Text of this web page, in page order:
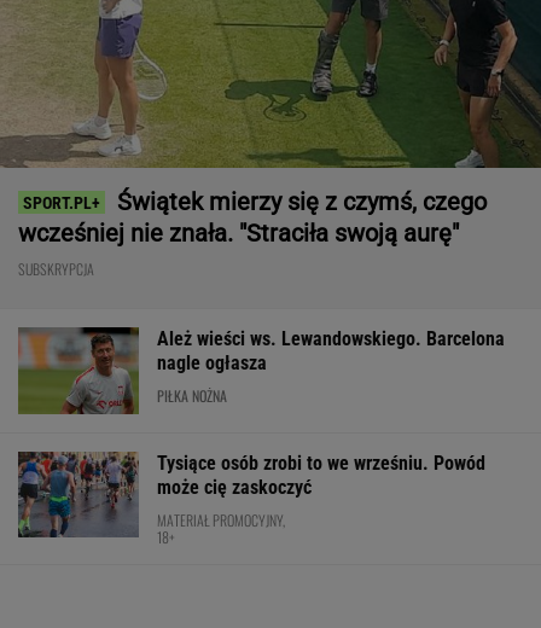
Świątek mierzy się z czymś, czego
wcześniej nie znała. "Straciła swoją aurę"
SUBSKRYPCJA
Ależ wieści ws. Lewandowskiego. Barcelona
nagle ogłasza
PIŁKA NOŻNA
Tysiące osób zrobi to we wrześniu. Powód
może cię zaskoczyć
MATERIAŁ PROMOCYJNY,
18+